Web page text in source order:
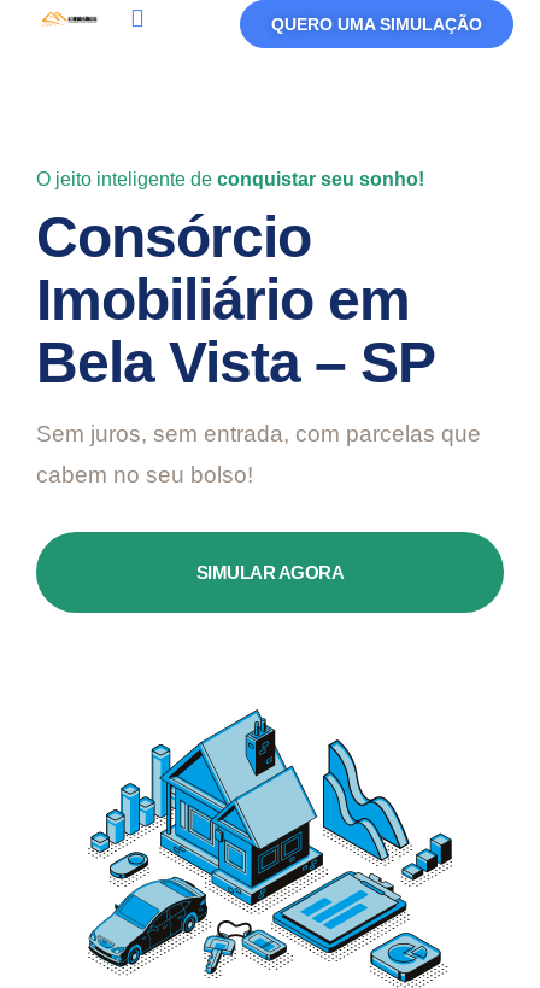
QUERO UMA SIMULAÇÃO
O jeito inteligente de conquistar seu sonho!
Consórcio
Imobiliário em
Bela Vista – SP
Sem juros, sem entrada, com parcelas que
cabem no seu bolso!
SIMULAR AGORA